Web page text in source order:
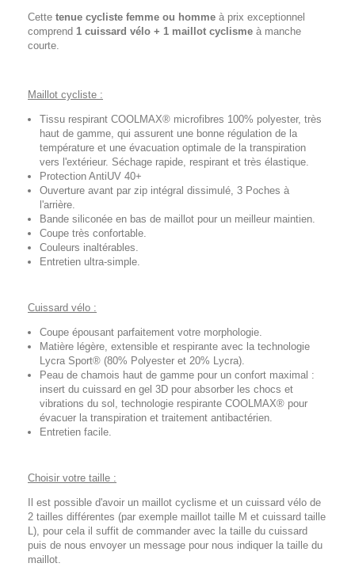
Cette tenue cycliste femme ou homme à prix exceptionnel
comprend 1 cuissard vélo + 1 maillot cyclisme à manche
courte.
Maillot cycliste :
Tissu respirant COOLMAX® microfibres 100% polyester, très
haut de gamme, qui assurent une bonne régulation de la
température et une évacuation optimale de la transpiration
vers l'extérieur. Séchage rapide, respirant et très élastique.
Protection AntiUV 40+
Ouverture avant par zip intégral dissimulé, 3 Poches à
l'arrière.
Bande siliconée en bas de maillot pour un meilleur maintien.
Coupe très confortable.
Couleurs inaltérables.
Entretien ultra-simple.
Cuissard vélo :
Coupe épousant parfaitement votre morphologie.
Matière légère, extensible et respirante avec la technologie
Lycra Sport® (80% Polyester et 20% Lycra).
Peau de chamois haut de gamme pour un confort maximal :
insert du cuissard en gel 3D pour absorber les chocs et
vibrations du sol, technologie respirante COOLMAX® pour
évacuer la transpiration et traitement antibactérien.
Entretien facile.
Choisir votre taille :
Il est possible d'avoir un maillot cyclisme et un cuissard vélo de
2 tailles différentes (par exemple maillot taille M et cuissard taille
L), pour cela il suffit de commander avec la taille du cuissard
puis de nous envoyer un message pour nous indiquer la taille du
maillot.